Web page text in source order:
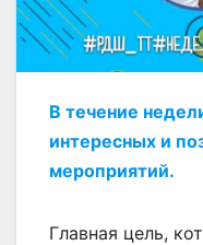
В течение
интересных и
мероприятий.
Главная цель,